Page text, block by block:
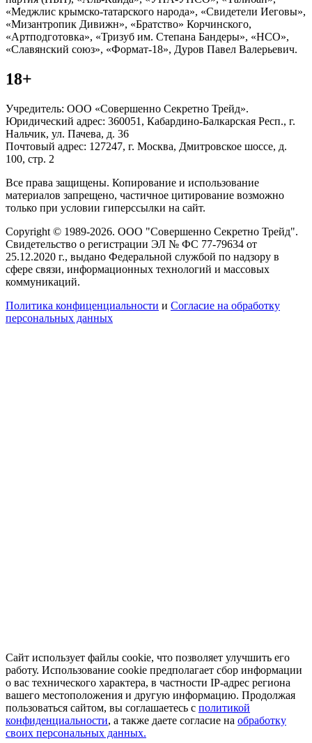
«Меджлис крымско-татарского народа», «Свидетели Иеговы»,
«Мизантропик Дивижн», «Братство» Корчинского,
«Артподготовка», «Тризуб им. Степана Бандеры», «НСО»,
«Славянский союз», «Формат-18», Дуров Павел Валерьевич.
18+
Учредитель: ООО «Совершенно Секретно Трейд».
Юридический адрес: 360051, Кабардино-Балкарская Респ., г.
Нальчик, ул. Пачева, д. 36
Почтовый адрес: 127247, г. Москва, Дмитровское шоссе, д.
100, стр. 2
Все права защищены. Копирование и использование
материалов запрещено, частичное цитирование возможно
только при условии гиперссылки на сайт.
Copyright © 1989-2026. ООО "Совершенно Секретно Трейд".
Свидетельство о регистрации ЭЛ № ФС 77-79634 от
25.12.2020 г., выдано Федеральной службой по надзору в
сфере связи, информационных технологий и массовых
коммуникаций.
Политика конфиценциальности и Согласие на обработку
персональных данных
Сайт использует файлы cookie, что позволяет улучшить его
работу. Использование cookie предполагает сбор информации
о вас технического характера, в частности IP-адрес региона
вашего местоположения и другую информацию. Продолжая
пользоваться сайтом, вы соглашаетесь с политикой
конфиденциальности, а также даете согласие на обработку
своих персональных данных.